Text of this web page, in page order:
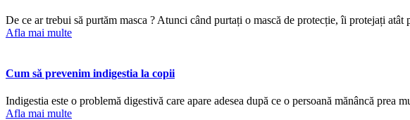
De ce ar trebui să purtăm masca ? Atunci când purtați o mască de protecție, îi protejați atât
Afla mai multe
Cum să prevenim indigestia la copii
Indigestia este o problemă digestivă care apare adesea după ce o persoană mănâncă prea
Afla mai multe